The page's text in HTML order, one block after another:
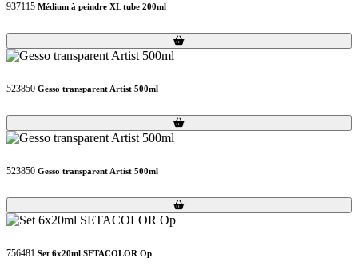
937115 Médium à peindre XL tube 200ml
Loading...
Loading...
523850 Gesso transparent Artist 500ml
Loading...
Loading...
523850 Gesso transparent Artist 500ml
Loading...
Loading...
756481 Set 6x20ml SETACOLOR Op